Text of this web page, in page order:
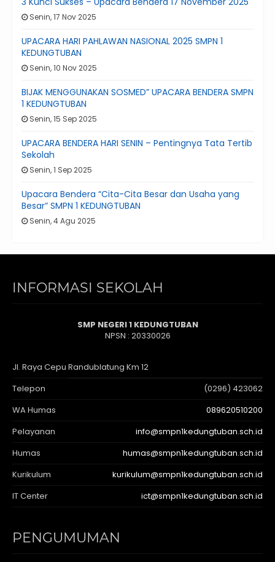
Senin, 17 Nov 2025
UPACARA HARI PAHLAWAN NASIONAL 2025 SMPN 1
KEDUNGTUBAN
Senin, 10 Nov 2025
BIJAK MENGGUNAKAN SOSMED” UPACARA BENDERA SMPN
1 KEDUNGTUBAN
Senin, 15 Sep 2025
UPACARA BENDERA HARI SENIN – Pentingnya Tata Tertib
Sekolah
Senin, 1 Sep 2025
Upacara Bendera “Cita-Cita Besar dan Usaha yang
Besar” SMPN 1 KEDUNGTUBAN
Senin, 4 Agu 2025
INFORMASI SEKOLAH
SMP NEGERI 1 KEDUNGTUBAN
NPSN : 20330026
Jl. Raya Cepu Randublatung Km 12
Telepon
(0296) 423062
WA Humas
089620510200
Pelayanan
info@smpn1kedungtuban.sch.id
Humas
humas@smpn1kedungtuban.sch.id
Kurikulum
kurikulum@smpn1kedungtuban.sch.id
IT Center
ict@smpn1kedungtuban.sch.id
PENGUMUMAN